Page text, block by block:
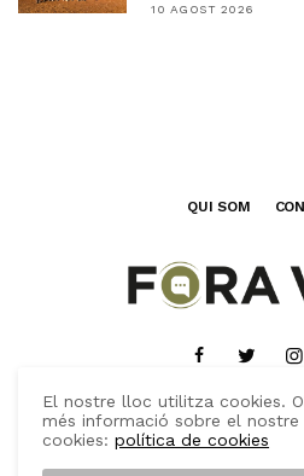
10 AGOST 2026
QUI SOM
El nostre lloc utilitza cookies.
més informació sobre el nostre
cookies:política de cookies